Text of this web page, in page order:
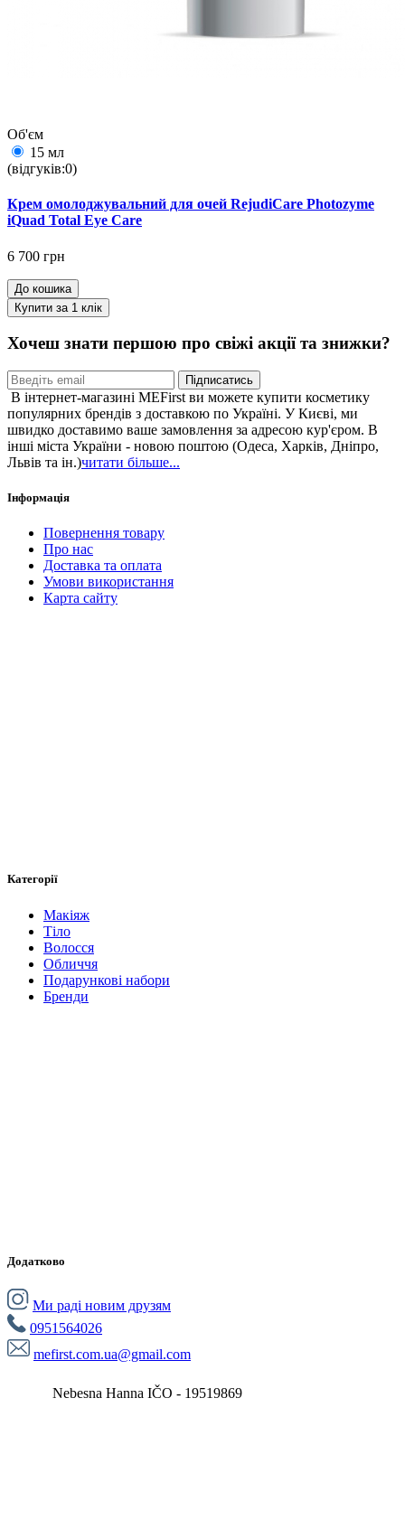
Об'єм
15 мл
(відгуків:0)
Крем омолоджувальний для очей RejudiCare Photozyme
iQuad Total Eye Care
6 700 грн
До кошика
Купити за 1 клiк
Хочеш знати першою про свіжі акції та знижки?
Підписатись
В інтернет-магазині MEFirst ви можете купити косметику
популярних брендів з доставкою по Україні. У Києві, ми
швидко доставимо ваше замовлення за адресою кур'єром. В
інші міста України - новою поштою (Одеса, Харків, Дніпро,
Львів та ін.)читати більше...
Інформація
Повернення товару
Про нас
Доставка та оплата
Умови використання
Карта сайту
Категорії
Макіяж
Тіло
Волосся
Обличчя
Подарункові набори
Бренди
Додатково
Ми раді новим друзям
0951564026
mefirst.com.ua@gmail.com
Nebesna Hanna IČO - 19519869